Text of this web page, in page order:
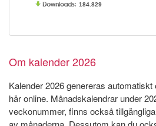
184.829
Om kalender 2026
Kalender 2026 genereras
här online. Månadskalendrar under
veckonummer, finns också